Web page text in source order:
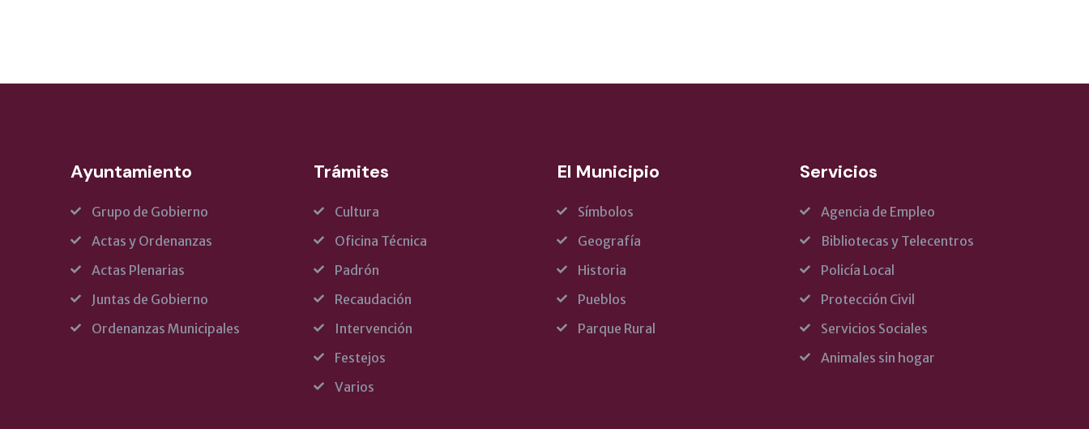
Ayuntamiento
Grupo de Gobierno
Actas y Ordenanzas
Actas Plenarias
Juntas de Gobierno
Ordenanzas Municipales
Trámites
Cultura
Oficina Técnica
Padrón
Recaudación
Intervención
Festejos
Varios
El Municipio
Símbolos
Geografía
Historia
Pueblos
Parque Rural
Servicios
Agencia de Empleo
Bibliotecas y Telecentros
Policía Local
Protección Civil
Servicios Sociales
Animales sin hogar